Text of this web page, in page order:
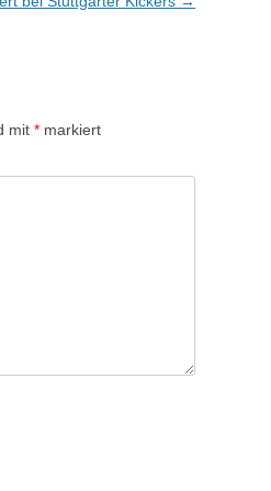
mit * markiert